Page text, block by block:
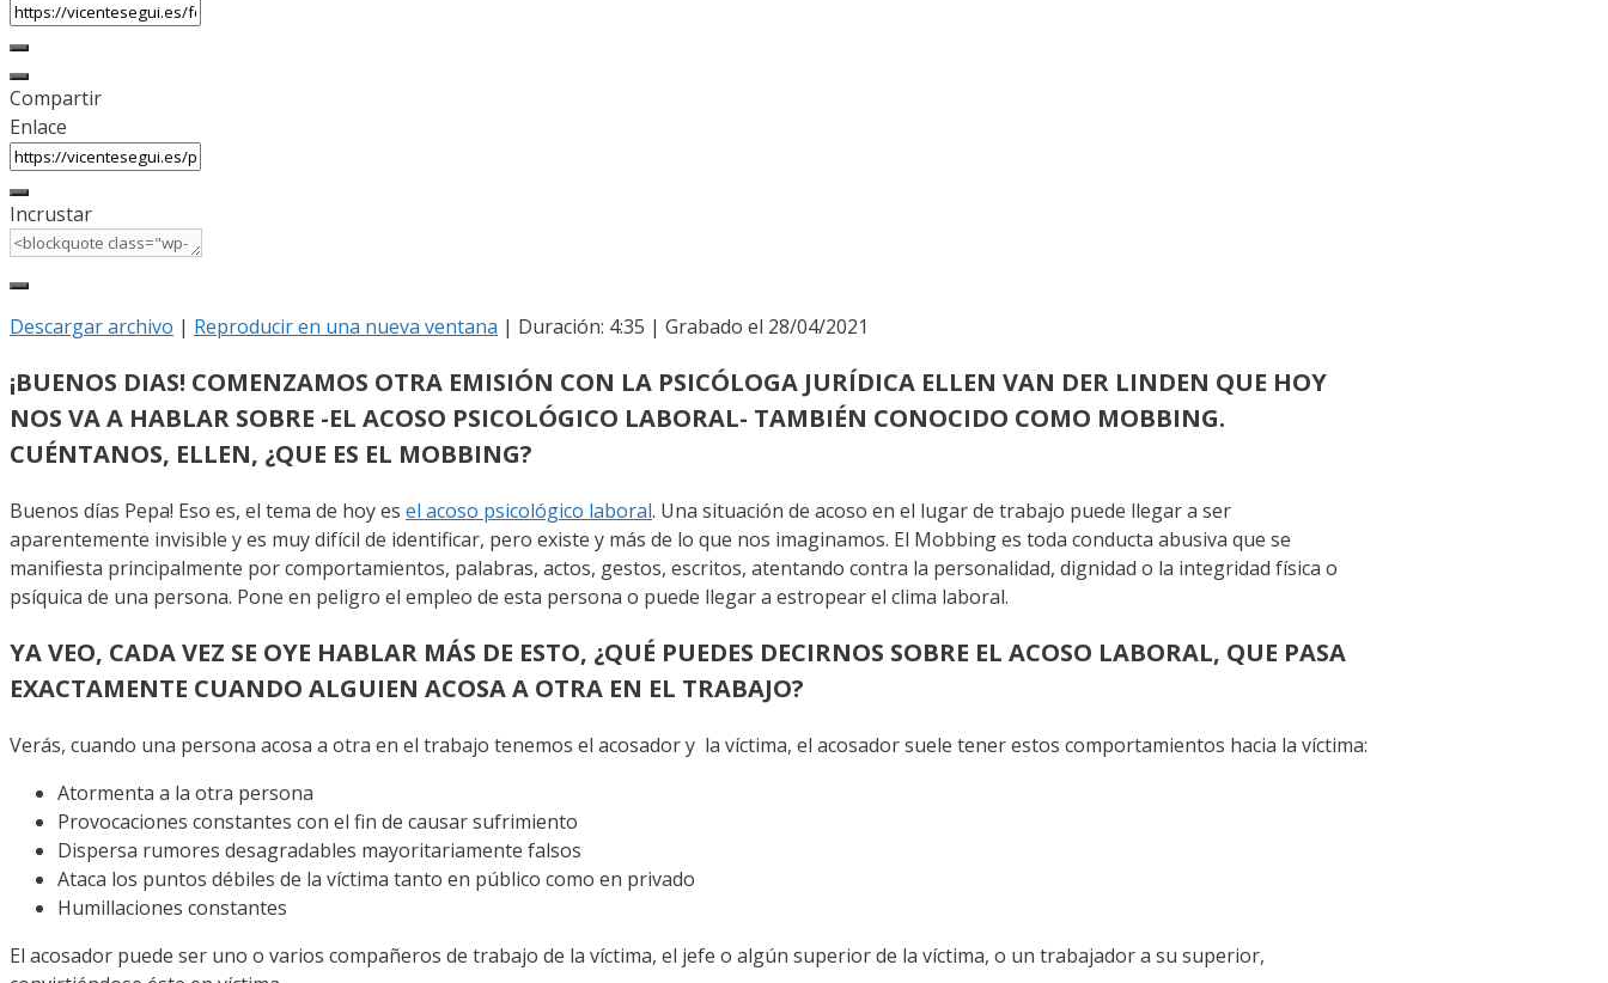
Compartir
Enlace
Incrustar
Descargar archivo | Reproducir en una nueva ventana | Duración: 4:35 | Grabado el 28/04/2021
¡BUENOS DIAS! COMENZAMOS OTRA EMISIÓN CON LA PSICÓLOGA JURÍDICA ELLEN VAN DER LINDEN QUE HOY
NOS VA A HABLAR SOBRE -EL ACOSO PSICOLÓGICO LABORAL- TAMBIÉN CONOCIDO COMO MOBBING.
CUÉNTANOS, ELLEN, ¿QUE ES EL MOBBING?
Buenos días Pepa! Eso es, el tema de hoy es el acoso psicológico laboral. Una situación de acoso en el lugar de trabajo puede llegar a ser
aparentemente invisible y es muy difícil de identificar, pero existe y más de lo que nos imaginamos. El Mobbing es toda conducta abusiva que se
manifiesta principalmente por comportamientos, palabras, actos, gestos, escritos, atentando contra la personalidad, dignidad o la integridad física o
psíquica de una persona. Pone en peligro el empleo de esta persona o puede llegar a estropear el clima laboral.
YA VEO, CADA VEZ SE OYE HABLAR MÁS DE ESTO, ¿QUÉ PUEDES DECIRNOS SOBRE EL ACOSO LABORAL, QUE PASA
EXACTAMENTE CUANDO ALGUIEN ACOSA A OTRA EN EL TRABAJO?
Verás, cuando una persona acosa a otra en el trabajo tenemos el acosador y la víctima, el acosador suele tener estos comportamientos hacia la víctima:
Atormenta a la otra persona
Provocaciones constantes con el fin de causar sufrimiento
Dispersa rumores desagradables mayoritariamente falsos
Ataca los puntos débiles de la víctima tanto en público como en privado
Humillaciones constantes
El acosador puede ser uno o varios compañeros de trabajo de la víctima, el jefe o algún superior de la víctima, o un trabajador a su superior,